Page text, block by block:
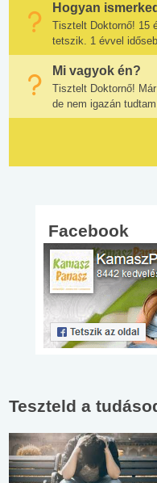
Hogyan
Tisztelt Doktornő! 15
tetszik. 1 évvel
Mi vagyok én?
Tisztelt Doktornő!
de nem igazán
Facebook
Teszteld a